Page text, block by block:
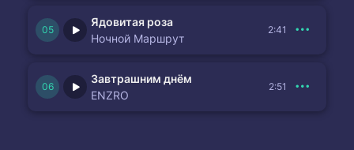
Ядовитая роза
Ночной Маршрут
2:41
Завтрашним днём
ENZRO
2:51